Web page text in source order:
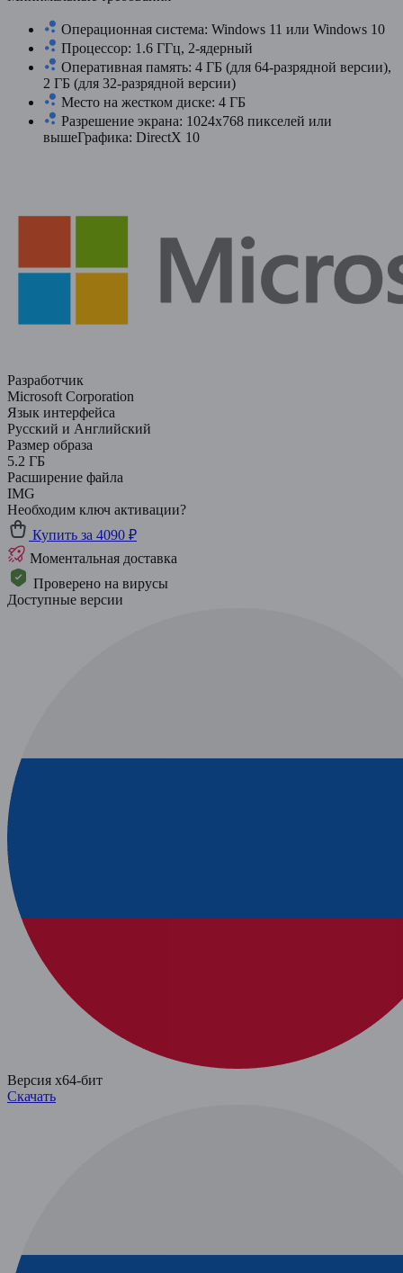
Операционная система: Windows 11 или Windows 10
Процессор: 1.6 ГГц, 2-ядерный
Оперативная память: 4 ГБ (для 64-разрядной версии),
2 ГБ (для 32-разрядной версии)
Место на жестком диске: 4 ГБ
Разрешение экрана: 1024х768 пикселей или
вышеГрафика: DirectX 10
Разработчик
Microsoft Corporation
Язык интерфейса
Русский и Английский
Размер образа
5.2 ГБ
Расширение файла
IMG
Необходим ключ активации?
Купить за 4090 ₽
Моментальная доставка
Проверено на вирусы
Доступные версии
Версия x64-бит
Скачать